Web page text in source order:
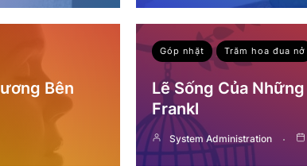
Bên
Góp nhặt Trăm hoa đua nở
Lẽ Sống Của
Frankl
System Administration